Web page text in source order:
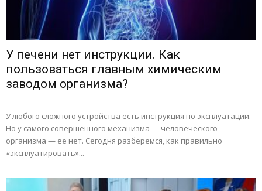
У печени нет инструкции. Как
пользоваться главным химическим
заводом организма?
У любого сложного устройства есть инструкция по эксплуатации.
Но у самого совершенного механизма — человеческого
организма — ее нет. Сегодня разберемся, как правильно
«эксплуатировать»...